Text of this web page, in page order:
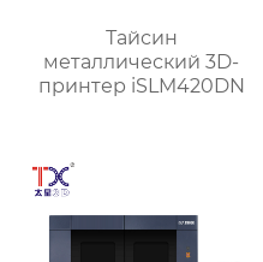
Тайсин
металлический 3D-
принтер iSLM420DN